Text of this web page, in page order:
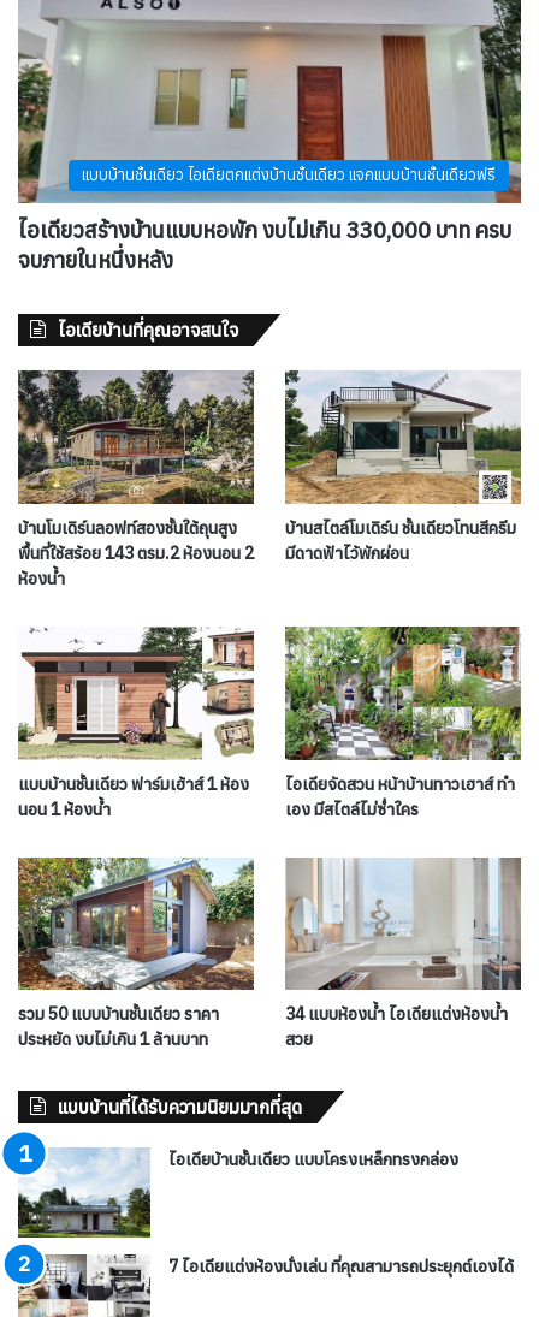
แบบบ้านชั้นเดียว ไอเดียตกแต่งบ้านชั้นเดียว แจกแบบบ้านชั้นเดียวฟรี
ไอเดียวสร้างบ้านแบบหอพัก งบไม่เกิน 330,000 บาท ครบ
จบภายในหนึ่งหลัง
ไอเดียบ้านที่คุณอาจสนใจ
บ้านโมเดิร์นลอฟท์สองชั้นใต้ถุนสูง
พื้นที่ใช้สร้อย 143 ตรม.2 ห้องนอน 2
ห้องน้ำ
บ้านสไตล์โมเดิร์น ชั้นเดียวโทนสีครีม
มีดาดฟ้าไว้พักผ่อน
แบบบ้านชั้นเดียว ฟาร์มเฮ้าส์ 1 ห้อง
นอน 1 ห้องน้ำ
ไอเดียจัดสวน หน้าบ้านทาวเฮาส์ ทำ
เอง มีสไตล์ไม่ซ่ำใคร
รวม 50 แบบบ้านชั้นเดียว ราคา
ประหยัด งบไม่เกิน 1 ล้านบาท
34 แบบห้องน้ำ ไอเดียแต่งห้องน้ำ
สวย
แบบบ้านที่ได้รับความนิยมมากที่สุด
ไอเดียบ้านชั้นเดียว แบบโครงเหล็กทรงกล่อง
7 ไอเดียแต่งห้องนั่งเล่น ที่คุณสามารถประยุกต์เองได้